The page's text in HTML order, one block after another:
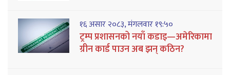
१६ असार २०८३, मंगलवार १९:५०
ट्रम्प प्रशासनको नयाँ कडाइ—अमेरिकामा
ग्रीन कार्ड पाउन अब झन् कठिन?